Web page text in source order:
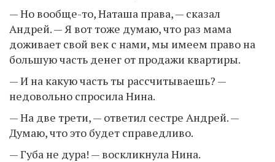
— Но вообще-то, Наташа права, — сказал
Андрей. — Я вот тоже думаю, что раз мама
доживает свой век с нами, мы имеем право на
большую часть денег от продажи квартиры.
— И на какую часть ты рассчитываешь? —
недовольно спросила Нина.
— На две трети, — ответил сестре Андрей. —
Думаю, что это будет справедливо.
— Губа не дура! — воскликнула Нина.